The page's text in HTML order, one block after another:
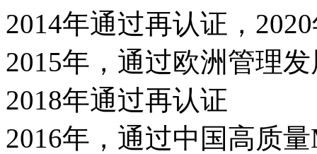
2014年通过再认证，
2015年，通过欧洲管理
2018年通过再认证
2016年，通过中国高质